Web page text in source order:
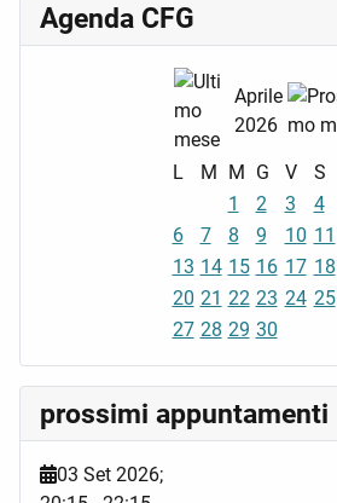
Agenda CFG
Aprile
2026
L M M G V S
1
2 3 4
6
7 8 9 10 11
13 14 15 16 17 18
20 21 22 23 24 25
27 28 29 30
prossimi appuntamenti
03 Set 2026;